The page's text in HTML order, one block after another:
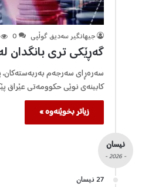
جیهانگیر سەدیق گوڵپی 0
گەڕێكی تری بانگدان
سەرەڕای سەرجەم بەربەستەکان،
كابینەی نوێی حكوومەتی عێراق
زیاتر بخوێنەوە »
نیسان
- 2026 -
27 نیسان